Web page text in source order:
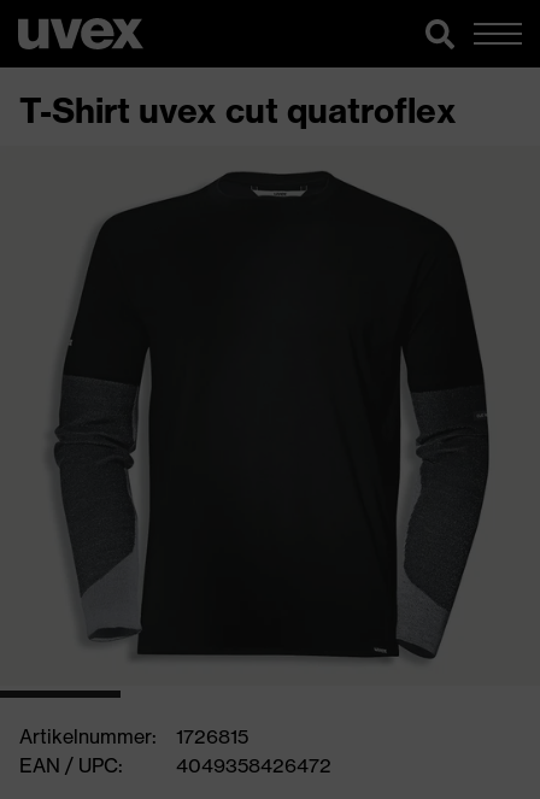
T-Shirt uvex cut quatroflex
Artikelnummer:
1726815
EAN / UPC:
4049358426472